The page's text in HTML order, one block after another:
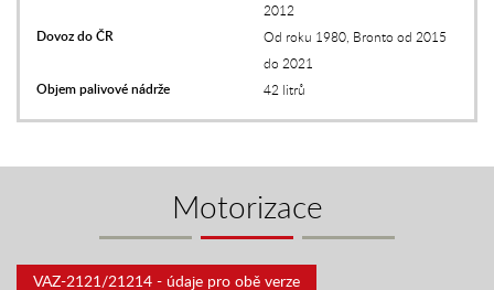
2012
Dovoz do ČR
Od roku 1980, Bronto od 2015
do 2021
Objem palivové nádrže 42 litrů
Motorizace
VAZ-2121/21214 - údaje pro obě verze